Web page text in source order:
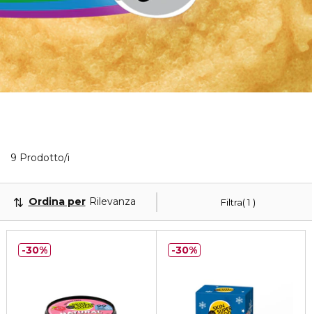
9 Prodotto/i
Filtra 1
Ordina per Rilevanza
30% 30%